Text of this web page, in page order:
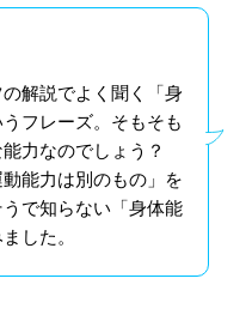
解説でよく聞く「身
フレーズ。そもそも
能力なのでしょう？
能力は別のもの」を
で知らない「身体能
した。